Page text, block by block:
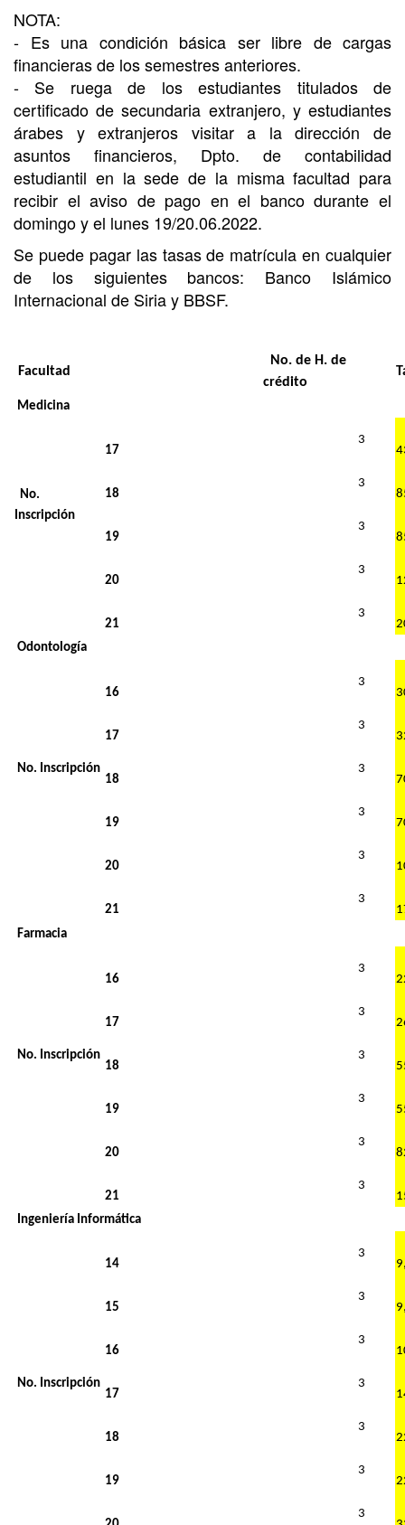
NOTA:
- Es una condición básica ser libre de cargas
financieras de los semestres anteriores.
- Se ruega de los estudiantes titulados de
certificado de secundaria extranjero, y estudiantes
árabes y extranjeros visitar a la dirección de
asuntos financieros, Dpto. de contabilidad
estudiantil en la sede de la misma facultad para
recibir el aviso de pago en el banco durante el
domingo y el lunes 19/20.06.2022.
Se puede pagar las tasas de matrícula en cualquier
de los siguientes bancos: Banco Islámico
Internacional de Siria y BBSF.
Facultad
No. de H. de
crédito
Medicina
No.
Inscripción
17
3
18
3
19
3
20
3
21
3
Odontología
No. Inscripción
16
3
17
3
18
3
19
3
20
3
21
3
Farmacia
No. Inscripción
16
3
17
3
18
3
19
3
20
3
21
3
Ingeniería Informática
No. Inscripción
14
3
15
3
16
3
17
3
18
3
19
3
3